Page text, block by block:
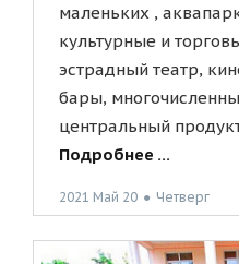
маленьких ,
культурные и
эстрадный театр,
бары,
центральный
Подробнее ...
2021 Май 20 ● Четверг